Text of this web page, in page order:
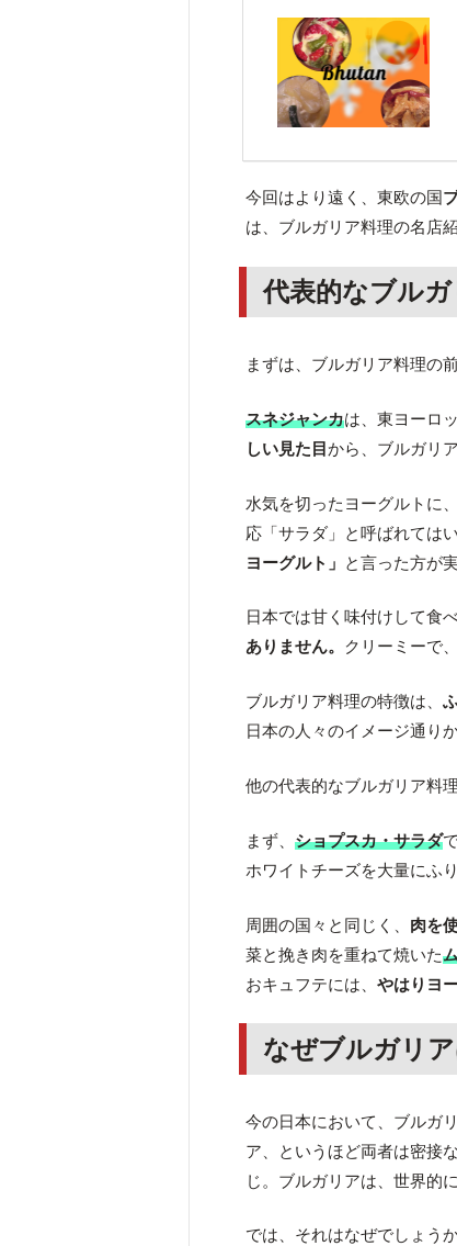
今回はより遠く、東欧の国
は、ブルガリア料理の名店
代表的なブル
まずは、ブルガリア料理の
スネジャンカは、東ヨーロ
しい見た目から、ブルガリ
水気を切ったヨーグルトに
応「サラダ」と呼ばれては
ヨーグルト」 と言った方が
日本では甘く味付けして食
ありません。
クリーミーで
ブルガリア料理の特徴は、
日本の人々のイメージ通り
他の代表的なブルガリア料
まず、ショプスカ・サラダ
ホワイトチーズを大量にふ
周囲の国々と同じく、 肉を
菜と挽き肉を重ねて焼いた
おキュフテには、やはりヨ
なぜブルガリ
今の日本において、ブルガ
ア、というほど両者は密接
じ。ブルガリアは、世界的
では、それはなぜでしょう